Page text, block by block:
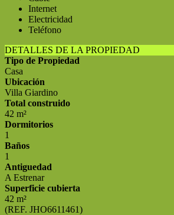
Internet
Electricidad
Teléfono
DETALLES DE LA PROPIEDAD
Tipo de Propiedad
Casa
Ubicación
Villa Giardino
Total construido
42 m²
Dormitorios
1
Baños
1
Antiguedad
A Estrenar
Superficie cubierta
42 m²
(REF. JHO6611461)